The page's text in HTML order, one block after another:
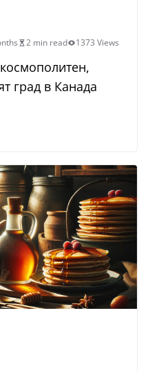
2 min read 1373 Views
град в Канада